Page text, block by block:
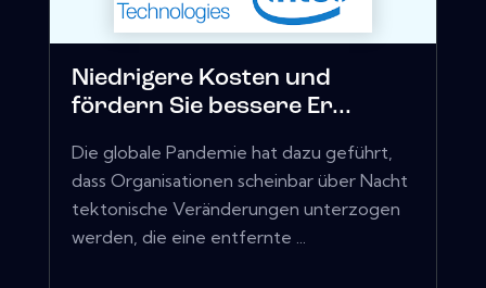
Niedrigere Kosten und
fördern Sie bessere Er...
Die globale Pandemie hat dazu geführt,
dass Organisationen scheinbar über Nacht
tektonische Veränderungen unterzogen
werden, die eine entfernte ...